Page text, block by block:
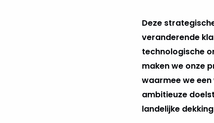
Deze
veranderende
technologische
maken we onze
waarmee we
ambitieuze
landelijke